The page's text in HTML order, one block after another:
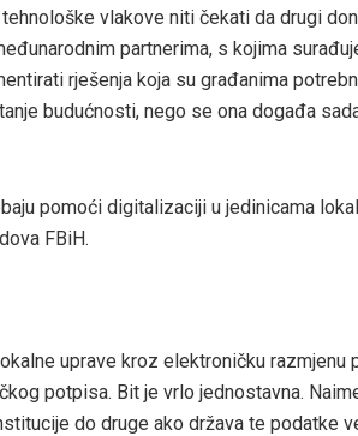
vlakove niti čekati da drugi
partnerima, s kojima
rješenja koja su građanima
budućnosti, nego se ona događa
pomoći digitalizaciji u jedinicama
FBiH.
uprave kroz elektroničku razmjenu
potpisa. Bit je vrlo jednostavna.
do druge ako država te podatke